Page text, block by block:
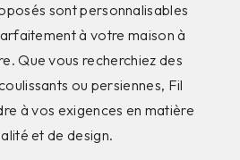
sont personnalisables
à votre maison à
Que vous recherchiez des
ou persiennes, Fil
à vos exigences en matière
et de design.